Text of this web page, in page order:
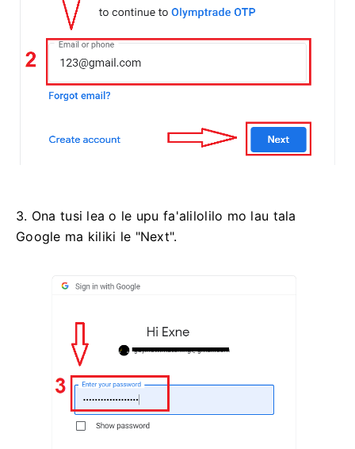
3. Ona tusi lea o le upu fa'alilolilo mo lau tala
Google ma kiliki le "Next".